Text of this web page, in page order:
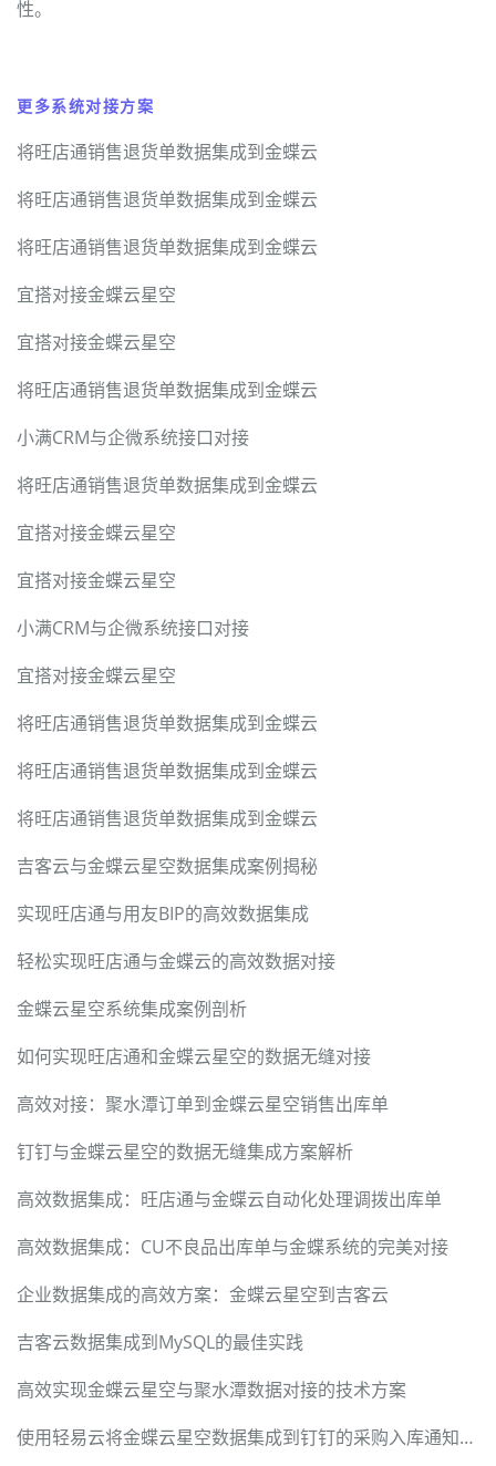
性。
更多系统对接方案
将旺店通销售退货单数据集成到金蝶云
将旺店通销售退货单数据集成到金蝶云
将旺店通销售退货单数据集成到金蝶云
宜搭对接金蝶云星空
宜搭对接金蝶云星空
将旺店通销售退货单数据集成到金蝶云
小满CRM与企微系统接口对接
将旺店通销售退货单数据集成到金蝶云
宜搭对接金蝶云星空
宜搭对接金蝶云星空
小满CRM与企微系统接口对接
宜搭对接金蝶云星空
将旺店通销售退货单数据集成到金蝶云
将旺店通销售退货单数据集成到金蝶云
将旺店通销售退货单数据集成到金蝶云
吉客云与金蝶云星空数据集成案例揭秘
实现旺店通与用友BIP的高效数据集成
轻松实现旺店通与金蝶云的高效数据对接
金蝶云星空系统集成案例剖析
如何实现旺店通和金蝶云星空的数据无缝对接
高效对接：聚水潭订单到金蝶云星空销售出库单
钉钉与金蝶云星空的数据无缝集成方案解析
高效数据集成：旺店通与金蝶云自动化处理调拨出库单
高效数据集成：CU不良品出库单与金蝶系统的完美对接
企业数据集成的高效方案：金蝶云星空到吉客云
吉客云数据集成到MySQL的最佳实践
高效实现金蝶云星空与聚水潭数据对接的技术方案
使用轻易云将金蝶云星空数据集成到钉钉的采购入库通知解决方案